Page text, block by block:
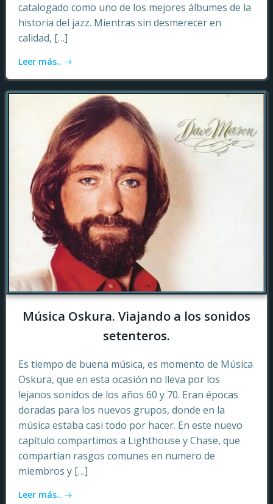
catalogado como uno de los mejores álbumes de la
historia del jazz. Mientras sin desmerecer en
calidad, […]
Leer más..
Música Oskura. Viajando a los sonidos
setenteros.
Es tiempo de buena música, es momento de Música
Oskura, que en esta ocasión no lleva por los
lejanos sonidos de los años 60 y 70. Eran épocas
doradas para los nuevos grupos, donde en la
música estaba casi todo por hacer. En este nuevo
capítulo compartimos a Lighthouse y Chase, que
compartían rasgos comunes en numero de
miembros y […]
Leer más..